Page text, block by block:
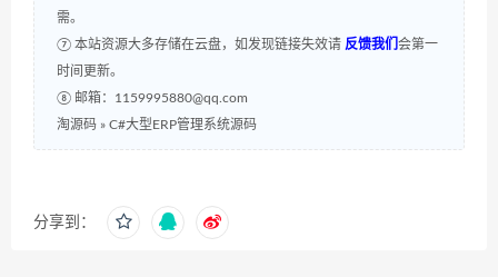
需。
⑦ 本站资源大多存储在云盘，如发现链接失效请 反馈我们 会第一
时间更新。
⑧ 邮箱：1159995880@qq.com
淘源码 » C#大型ERP管理系统源码
分享到：